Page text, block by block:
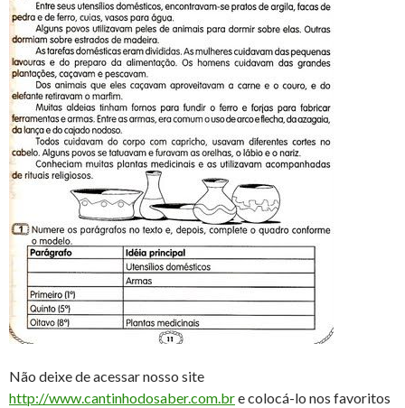
Não deixe de acessar nosso site
http://www.cantinhodosaber.com.bre colocá-lo nos favoritos